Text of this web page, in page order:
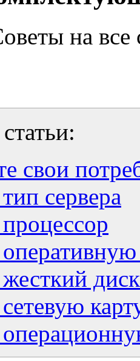
на
свои
сервера
диск